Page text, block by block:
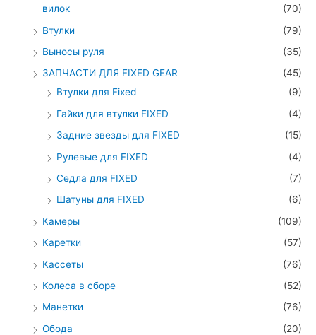
вилок
(70)
Втулки
(79)
Выносы руля
(35)
ЗАПЧАСТИ ДЛЯ FIXED GEAR
(45)
Втулки для Fixed
(9)
Гайки для втулки FIXED
(4)
Задние звезды для FIXED
(15)
Рулевые для FIXED
(4)
Седла для FIXED
(7)
Шатуны для FIXED
(6)
Камеры
(109)
Каретки
(57)
Кассеты
(76)
Колеса в сборе
(52)
Манетки
(76)
Обода
(20)